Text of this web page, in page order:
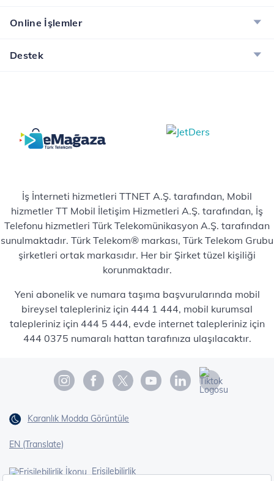
Online İşlemler
Destek
İş İnterneti hizmetleri TTNET A.Ş. tarafından, Mobil
hizmetler TT Mobil İletişim Hizmetleri A.Ş. tarafından, İş
Telefonu hizmetleri Türk Telekomünikasyon A.Ş. tarafından
sunulmaktadır. Türk Telekom® markası, Türk Telekom Grubu
şirketleri ortak markasıdır. Her bir Şirket tüzel kişiliği
korunmaktadır.
Yeni abonelik ve numara taşıma başvurularında mobil
bireysel talepleriniz için 444 1 444, mobil kurumsal
talepleriniz için 444 5 444, evde internet talepleriniz için
444 0375 numaralı hattan tarafınıza ulaşılacaktır.
Karanlık Modda Görüntüle
EN (Translate)
Erişilebilirlik